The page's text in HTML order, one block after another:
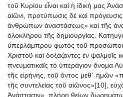
τοῦ Κυρίου εἶναι καί ἡ ἰδική μας
αἰῶνι, προτύπωσις δέ καί
ἀνθρώπων ἀναστάσεως» καί τῆς
ὁλοκλήρου τῆς δημιουργίας.
ὑπερλάμπρου φωτός τοῦ
Χριστοῦ καί δοξάζοντες ἐν ψαλμοῖς
πνευματικαῖς τό ὑπεράγιον ὄνομα
τῆς εἰρήνης, τοῦ ὄντος μεθ᾿ ἡμῶν
τῆς συντελείας τοῦ αἰῶνος»[10],
Ἀνάστασιν», πλήρη θείων